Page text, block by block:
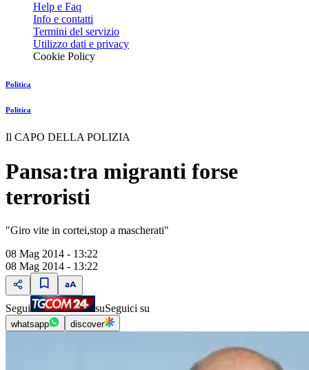
Help e Faq
Info e contatti
Termini del servizio
Utilizzo dati e privacy
Cookie Policy
Politica
Politica
Il CAPO DELLA POLIZIA
Pansa:tra migranti forse
terroristi
"Giro vite in cortei,stop a mascherati"
08 Mag 2014 - 13:22
08 Mag 2014 - 13:22
Segui suSeguici su
whatsapp discover